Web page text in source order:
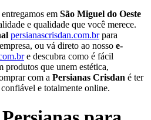
em São Miguel do Oeste
e qualidade que você merece.
persianascrisdan.com.brpara
ou vá direto ao nosso e-
e descubra como é fácil
produtos que unem estética,
com a Persianas Crisdan é ter
e totalmente online.